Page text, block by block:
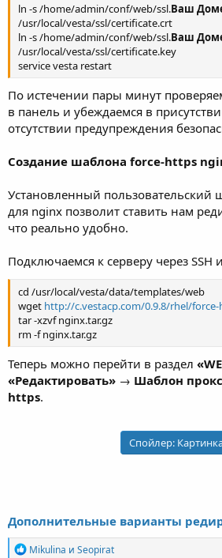
ln -s /home/admin/conf/web/ssl.Ваш
/usr/local/vesta/ssl/certificate.crt
ln -s /home/admin/conf/web/ssl.Ваш
/usr/local/vesta/ssl/certificate.key
service vesta restart
По истечении пары минут
в панель и убеждаемся в
отсутствии предупреждения
Создание шаблона force-https
Установленный пользовательский
для nginx позволит ставить нам
что реально удобно.
Подключаемся к серверу через
cd /usr/local/vesta/data/templates/web
wget http://c.vestacp.com/0.9.8/rhel/
tar -xzvf nginx.tar.gz
rm -f nginx.tar.gz
Теперь можно перейти в раздел
«Редактировать» → Шаблон
https.
Спойлер:
Дополнительные варианты
Р
Mikulina и Seopirat